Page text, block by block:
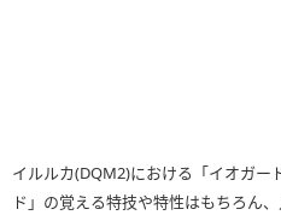
イルルカ(DQM2)における「イオガー
ド」の覚える特技や特性はもちろん